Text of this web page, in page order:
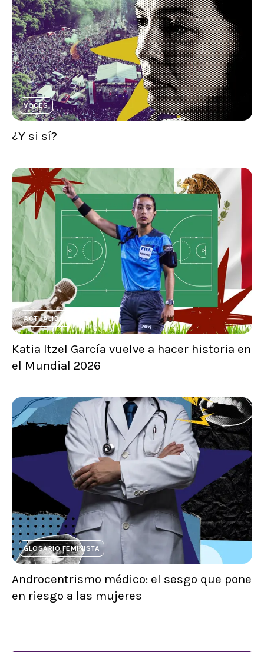
VOCES
¿Y si sí?
ACTUALIDAD
Katia Itzel García vuelve a hacer historia en
el Mundial 2026
GLOSARIO FEMINISTA
Androcentrismo médico: el sesgo que pone
en riesgo a las mujeres